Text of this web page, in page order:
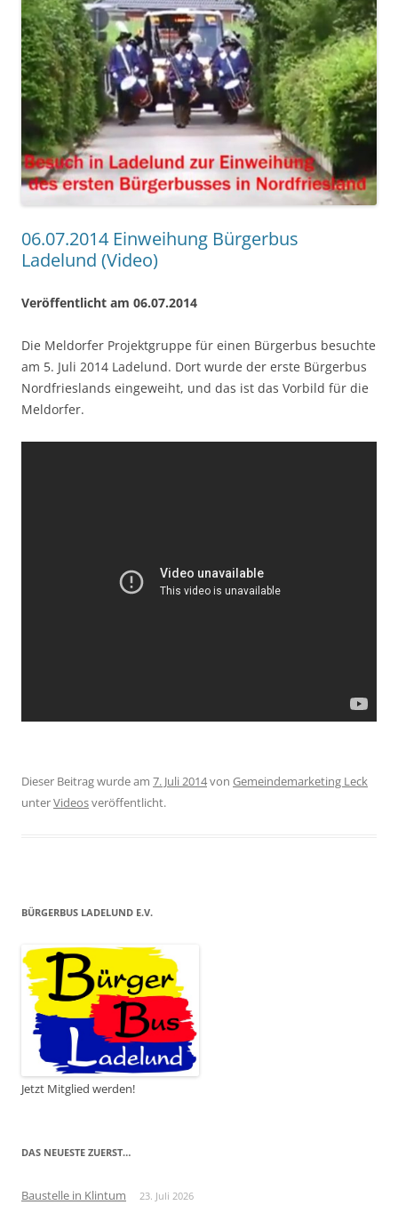
06.07.2014 Einweihung Bürgerbus
Ladelund (Video)
Veröffentlicht am 06.07.2014
Die Meldorfer Projektgruppe für einen Bürgerbus besuchte
am 5. Juli 2014 Ladelund. Dort wurde der erste Bürgerbus
Nordfrieslands eingeweiht, und das ist das Vorbild für die
Meldorfer.
Dieser Beitrag wurde am 7. Juli 2014von Gemeindemarketing Leck
unterVideosveröffentlicht.
BÜRGERBUS LADELUND E.V.
Jetzt Mitglied werden!
DAS NEUESTE ZUERST…
Baustelle in Klintum 23. Juli 2026